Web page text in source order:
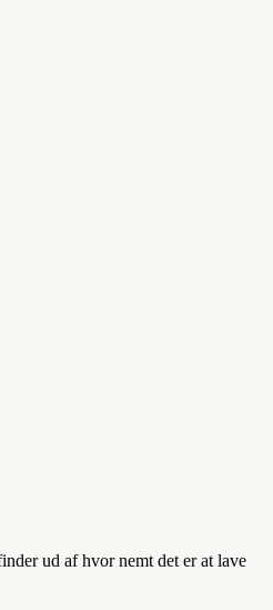
ud af hvor nemt det er at lave